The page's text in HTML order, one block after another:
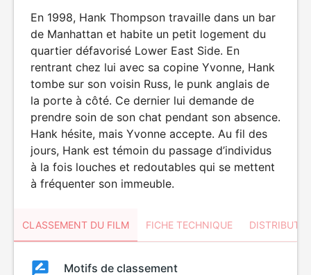
En 1998, Hank Thompson travaille dans un bar
de Manhattan et habite un petit logement du
quartier défavorisé Lower East Side. En
rentrant chez lui avec sa copine Yvonne, Hank
tombe sur son voisin Russ, le punk anglais de
la porte à côté. Ce dernier lui demande de
prendre soin de son chat pendant son absence.
Hank hésite, mais Yvonne accepte. Au fil des
jours, Hank est témoin du passage d’individus
à la fois louches et redoutables qui se mettent
à fréquenter son immeuble.
CLASSEMENT DU FILM FICHE TECHNIQUE
ClassementClassement
Motifs de classement